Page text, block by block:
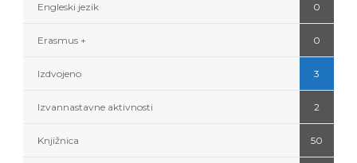
Engleski jezik 0
Erasmus + 0
Izdvojeno 3
Izvannastavne aktivnosti 2
Knjižnica 50